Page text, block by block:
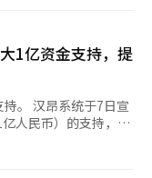
插电式混合动力车
作为宝马电动品牌
出行的追求，搭载
，支持从10%充电
iX
增加82马力。最大扭
，零百加速时间缩
1亿资金支持，提
。 汉昂系统于7日宣
人民币）的支持，资
厂和研发中心。 此